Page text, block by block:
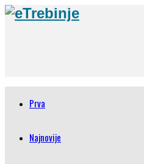
Prva
Najnovije